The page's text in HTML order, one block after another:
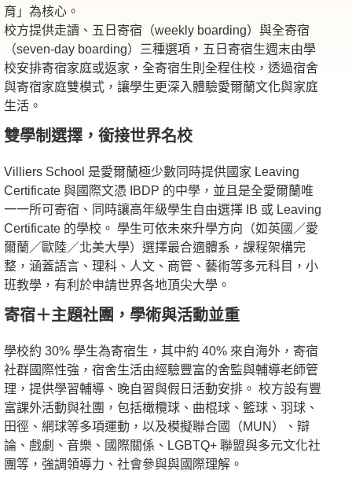
育」為核心。​
校方提供走讀、五日寄宿（weekly boarding）與全寄宿
（seven-day boarding）三種選項，五日寄宿生週末由學
校安排寄宿家庭或返家，全寄宿生則全程住校，透過宿舍
與寄宿家庭雙模式，讓學生更深入體驗愛爾蘭文化與家庭
生活。
雙學制選擇，銜接世界名校
Villiers School 是愛爾蘭極少數同時提供國家 Leaving
Certificate 與國際文憑 IBDP 的中學，並且是全愛爾蘭唯
一一所可寄宿、同時讓高年級學生自由選擇 IB 或 Leaving
Certificate 的學校。 學生可依未來升學方向（如英國／愛
爾蘭／歐陸／北美大學）選擇最合適體系，課程架構完
整，涵蓋語言、理科、人文、商管、藝術等多元科目，小
班教學，有利於申請世界各地頂尖大學。
寄宿＋主題社團，學術與活動並重
學校約 30% 學生為寄宿生，其中約 40% 來自海外，寄宿
社群國際性強，宿舍生活由經驗豐富的舍監與輔導老師管
理，提供學習輔導、晚自習與假日活動安排。 校方設有豐
富課外活動與社團，包括橄欖球、曲棍球、籃球、羽球、
田徑、網球等多項運動，以及模擬聯合國（MUN）、辯
論、戲劇、音樂、國際關係、LGBTQ+ 聯盟與多元文化社
團等，強調領導力、社會參與與國際理解。